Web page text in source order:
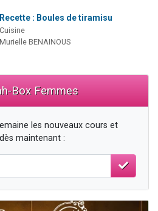
Recette : Boules de tiramisu
Cuisine
Murielle BENAINOUS
Box Femmes
les nouveaux cours et
maintenant :